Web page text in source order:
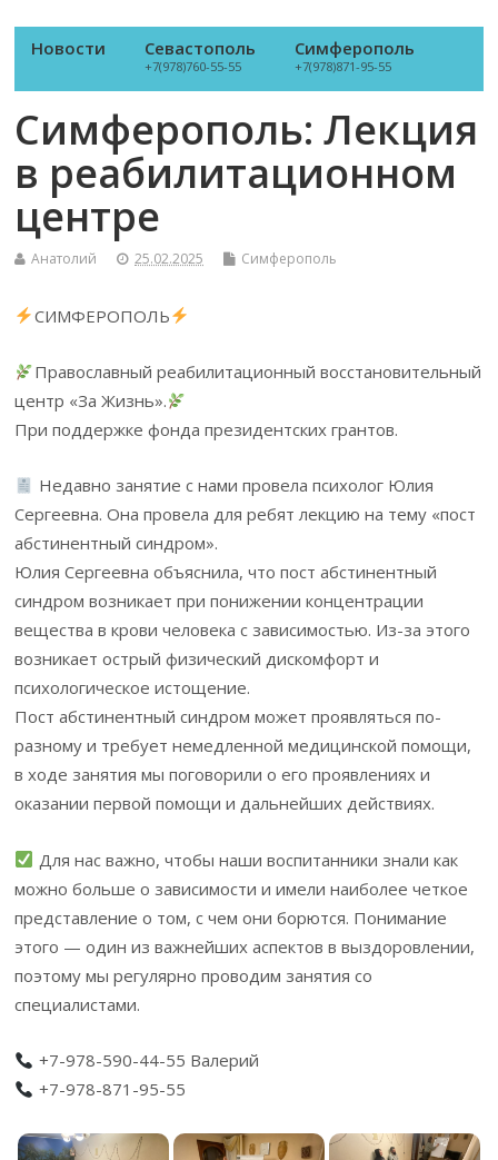
Новости Севастополь
+7(978)760-55-55
Симферополь
+7(978)871-95-55
Симферополь: Лекция
в реабилитационном
центре
Анатолий 25.02.2025 Симферополь
СИМФЕРОПОЛЬ
Православный реабилитационный восстановительный
центр «За Жизнь».
При поддержке фонда президентских грантов.
Недавно занятие с нами провела психолог Юлия
Сергеевна. Она провела для ребят лекцию на тему «пост
абстинентный синдром».
Юлия Сергеевна объяснила, что пост абстинентный
синдром возникает при понижении концентрации
вещества в крови человека с зависимостью. Из-за этого
возникает острый физический дискомфорт и
психологическое истощение.
Пост абстинентный синдром может проявляться по-
разному и требует немедленной медицинской помощи,
в ходе занятия мы поговорили о его проявлениях и
оказании первой помощи и дальнейших действиях.
Для нас важно, чтобы наши воспитанники знали как
можно больше о зависимости и имели наиболее четкое
представление о том, с чем они борются. Понимание
этого — один из важнейших аспектов в выздоровлении,
поэтому мы регулярно проводим занятия со
специалистами.
+7-978-590-44-55 Валерий
+7-978-871-95-55